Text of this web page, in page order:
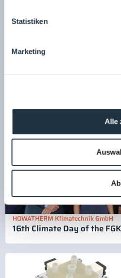
Statistiken
Marketing
Alle
Free visitor registration -
HOWATHERM Klimatechnik GmbH
16th Climate Day of the FGK